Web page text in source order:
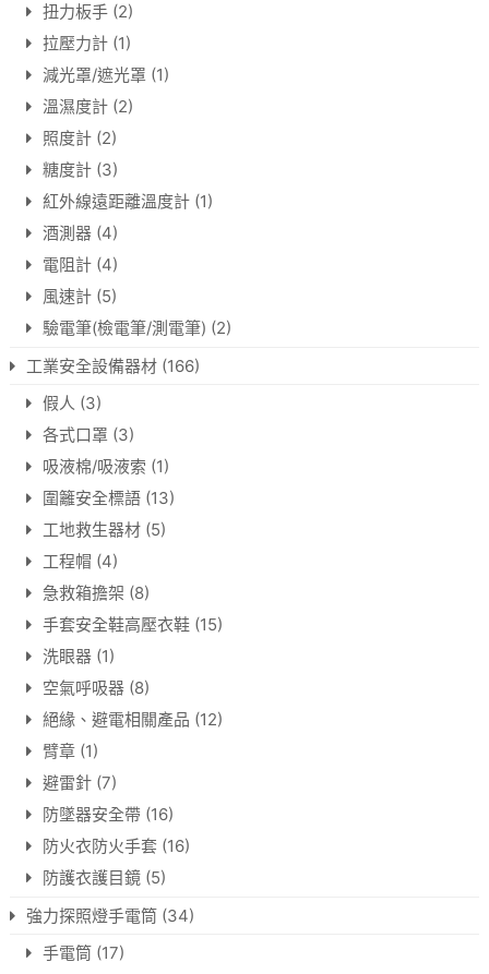
扭力板手 (2)
拉壓力計 (1)
減光罩/遮光罩 (1)
溫濕度計 (2)
照度計 (2)
糖度計 (3)
紅外線遠距離溫度計 (1)
酒測器 (4)
電阻計 (4)
風速計 (5)
驗電筆(檢電筆/測電筆) (2)
工業安全設備器材 (166)
假人 (3)
各式口罩 (3)
吸液棉/吸液索 (1)
圍籬安全標語 (13)
工地救生器材 (5)
工程帽 (4)
急救箱擔架 (8)
手套安全鞋高壓衣鞋 (15)
洗眼器 (1)
空氣呼吸器 (8)
絕緣、避電相關產品 (12)
臂章 (1)
避雷針 (7)
防墜器安全帶 (16)
防火衣防火手套 (16)
防護衣護目鏡 (5)
強力探照燈手電筒 (34)
手電筒 (17)